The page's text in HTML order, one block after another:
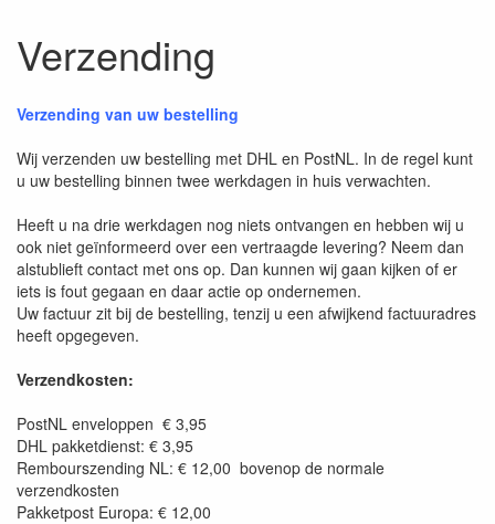
Verzending
Verzending van uw bestelling
Wij verzenden uw bestelling met DHL en PostNL. In de regel kunt
u uw bestelling binnen twee werkdagen in huis verwachten.
Heeft u na drie werkdagen nog niets ontvangen en hebben wij u
ook niet geïnformeerd over een vertraagde levering? Neem dan
alstublieft contact met ons op. Dan kunnen wij gaan kijken of er
iets is fout gegaan en daar actie op ondernemen.
Uw factuur zit bij de bestelling, tenzij u een afwijkend factuuradres
heeft opgegeven.
Verzendkosten:
PostNL enveloppen € 3,95
DHL pakketdienst: € 3,95
Rembourszending NL: € 12,00 bovenop de normale
verzendkosten
Pakketpost Europa: € 12,00